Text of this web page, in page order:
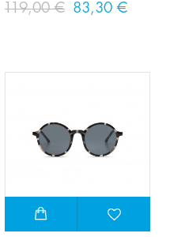
119,00 € 83,30 €